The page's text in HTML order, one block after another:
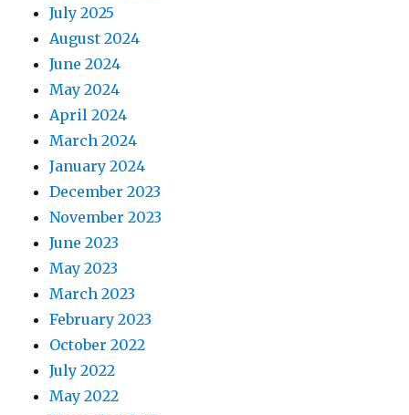
July 2025
August 2024
June 2024
May 2024
April 2024
March 2024
January 2024
December 2023
November 2023
June 2023
May 2023
March 2023
February 2023
October 2022
July 2022
May 2022